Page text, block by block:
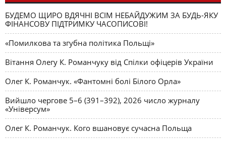
БУДЕМО ЩИРО ВДЯЧНІ ВСІМ НЕБАЙДУЖИМ ЗА БУДЬ-ЯКУ
ФІНАНСОВУ ПІДТРИМКУ ЧАСОПИСОВІ!
«Помилкова та згубна політика Польщі»
Вітання Олегу К. Романчуку від Спілки офіцерів України
Олег К. Романчук. «Фантомні болі Білого Орла»
Вийшло чергове 5–6 (391–392), 2026 число журналу
«Універсум»
Олег К. Романчук. Кого вшановує сучасна Польща